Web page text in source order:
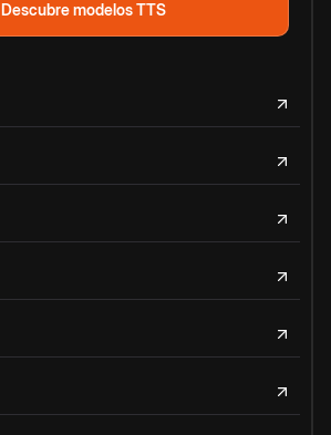
Descubre modelos TTS